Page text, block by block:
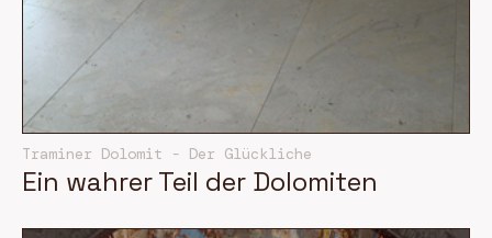
Traminer Dolomit - Der Glückliche
Ein wahrer Teil der Dolomiten